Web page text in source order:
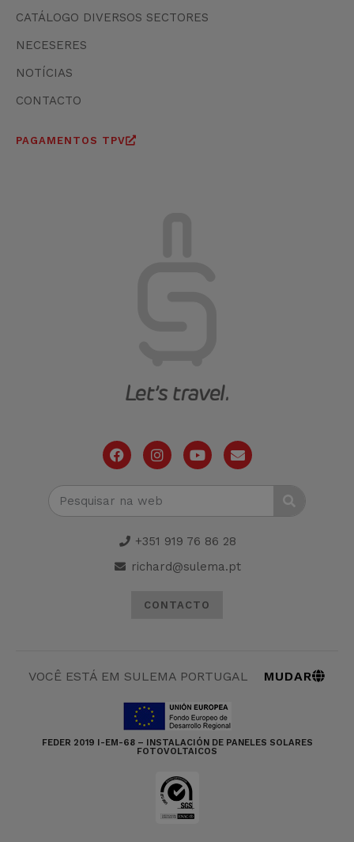
CATÁLOGO DIVERSOS SECTORES
NECESERES
NOTÍCIAS
CONTACTO
PAGAMENTOS TPV
+351 919 76 86 28
richard@sulema.pt
CONTACTO
VOCÊ ESTÁ EM SULEMA PORTUGAL MUDAR
FEDER 2019 I-EM-68 – INSTALACIÓN DE PANELES SOLARES
FOTOVOLTAICOS